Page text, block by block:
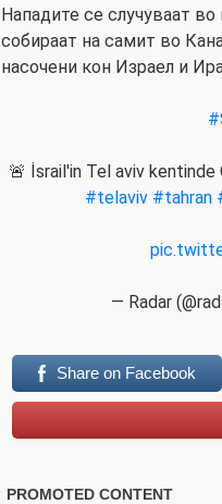
Нападите се случуваат
собираат на самит во
насочени кон Израел и
🚨 İsrail'in Tel aviv kentinde
#telaviv #tahran
— Radar
Share on Facebook